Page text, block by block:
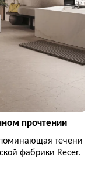
прочтении
течени
фабрики Recer.